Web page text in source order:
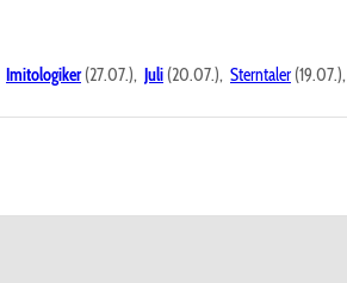
Imitologiker(27.07.), Juli (20.07.), Sterntaler (19.07.),